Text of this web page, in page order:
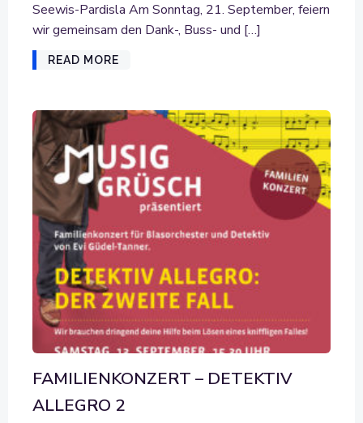
Seewis-Pardisla Am Sonntag, 21. September, feiern
wir gemeinsam den Dank-, Buss- und […]
READ MORE
FAMILIENKONZERT – DETEKTIV
ALLEGRO 2